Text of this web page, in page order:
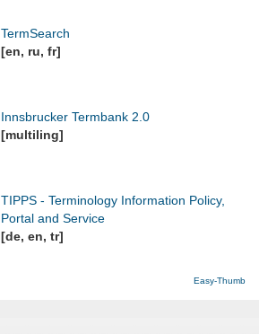
TermSearch
[en, ru, fr]
Innsbrucker Termbank 2.0
[multiling]
TIPPS - Terminology Information Policy,
Portal and Service
[de, en, tr]
Easy-Thumb